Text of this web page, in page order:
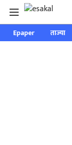
Epaper ताज्या